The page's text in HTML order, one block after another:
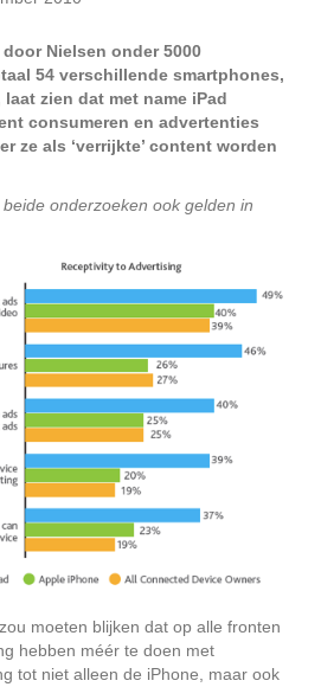
door Nielsen onder 5000
54 verschillende smartphones,
zien dat met name iPad
consumeren en advertenties
ze als ‘verrijkte’ content worden
onderzoeken ook gelden in
moeten blijken dat op alle fronten
hebben méér te doen met
tot niet alleen de iPhone, maar ook